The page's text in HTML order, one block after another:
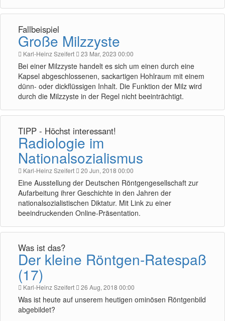
Fallbeispiel
Große Milzzyste
Karl-Heinz Szeifert 23 Mar, 2023 00:00
Bei einer Milzzyste handelt es sich um einen durch eine
Kapsel abgeschlossenen, sackartigen Hohlraum mit einem
dünn- oder dickflüssigen Inhalt. Die Funktion der Milz wird
durch die Milzzyste in der Regel nicht beeinträchtigt.
TIPP - Höchst interessant!
Radiologie im
Nationalsozialismus
Karl-Heinz Szeifert 20 Jun, 2018 00:00
Eine Ausstellung der Deutschen Röntgengesellschaft zur
Aufarbeitung ihrer Geschichte in den Jahren der
nationalsozialistischen Diktatur. Mit Link zu einer
beeindruckenden Online-Präsentation.
Was ist das?
Der kleine Röntgen-Ratespaß
(17)
Karl-Heinz Szeifert 26 Aug, 2018 00:00
Was ist heute auf unserem heutigen ominösen Röntgenbild
abgebildet?